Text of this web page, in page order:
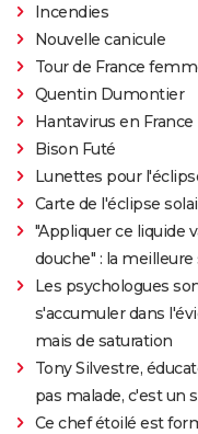
Incendies
Nouvelle canicule
Tour de France
Quentin Dumontier
Hantavirus en France
Bison Futé
Lunettes pour
Carte de l'éclipse
"Appliquer ce liquide
douche" : la
Les psychologues
s'accumuler dans
mais de saturation
Tony Silvestre,
pas malade, c'est un
Ce chef étoilé est